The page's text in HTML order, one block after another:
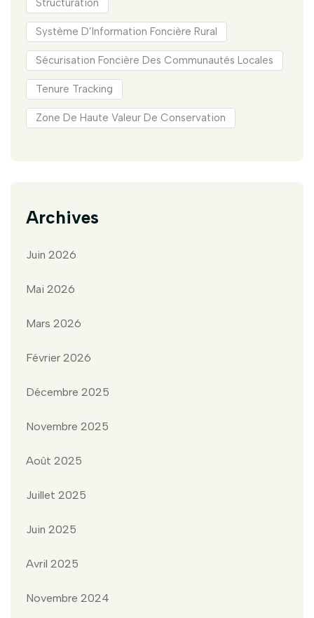
Structuration
Système D’Information Foncière Rural
Sécurisation Foncière Des Communautés Locales
Tenure Tracking
Zone De Haute Valeur De Conservation
Archives
Juin 2026
Mai 2026
Mars 2026
Février 2026
Décembre 2025
Novembre 2025
Août 2025
Juillet 2025
Juin 2025
Avril 2025
Novembre 2024